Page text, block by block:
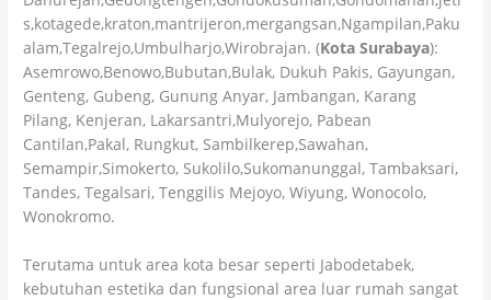
s,kotagede,kraton,mantrijeron,mergangsan,Ngampilan,Paku
alam,Tegalrejo,Umbulharjo,Wirobrajan. (Kota Surabaya):
Asemrowo,Benowo,Bubutan,Bulak, Dukuh Pakis, Gayungan,
Genteng, Gubeng, Gunung Anyar, Jambangan, Karang
Pilang, Kenjeran, Lakarsantri,Mulyorejo, Pabean
Cantilan,Pakal, Rungkut, Sambilkerep,Sawahan,
Semampir,Simokerto, Sukolilo,Sukomanunggal, Tambaksari,
Tandes, Tegalsari, Tenggilis Mejoyo, Wiyung, Wonocolo,
Wonokromo.
Terutama untuk area kota besar seperti Jabodetabek,
kebutuhan estetika dan fungsional area luar rumah sangat